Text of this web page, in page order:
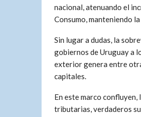
nacional, atenuando el
Consumo, manteniendo
Sin lugar a dudas, la
gobiernos de Uruguay a
exterior genera entre
capitales.
En este marco
tributarias, verdaderos